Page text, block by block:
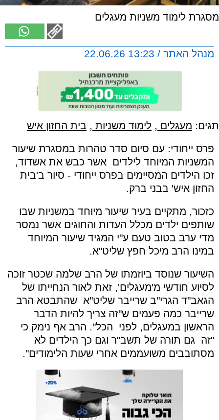
מסגרת לימוד משניות מעגלים
מנהל האתר / 13:23 22.06.26
תגים: מעגלים , לימוד משניות , בית החזון איש
פרס ייחודי: עם סיום סדר טהרות במסגרת שיעור
המשניות המיוחד לילדים אשר כבש את אשדוד,
זכו הילדים המסיימים בפרס ייחודי - סיור ב'בית
החזון איש' בבני ברק.
כזכור, מתקיים בעיר שיעור מיוחד במשניות שבו
שותפים ילדים מכלל העדות והחוגים אשר נמסר
מדי ערב בטוב טעם ע"י המגיד שיעור המיוחד
במינו הרב מיכל חפץ שליט"א.
השיעור שנוסד ביוזמתו של הרב שלמה שכטר זוכה
לסיוע חודשי מ'מעגלים', זאת לאור הנחייתו של
הגאב"ד הגרי"ב שרייבר שליט"א שהתבטא הרב
שרייבר כמה פעמים ש"זה צריך להיות הדבר
הראשון במעגלים, לפני הכל". הרב אף נימק כי
"זה גם תורה של תשב"ר וגם כך הילדים לא
מסתובבים משועממים אחרי שעות הלימודים".